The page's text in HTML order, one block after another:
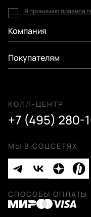
Компания
Покупателям
КОЛЛ-ЦЕНТР
+7 (495) 280-
МЫ В СОЦСЕТЯХ
Я принимаю правила
СПОСОБЫ ОПЛАТЫ